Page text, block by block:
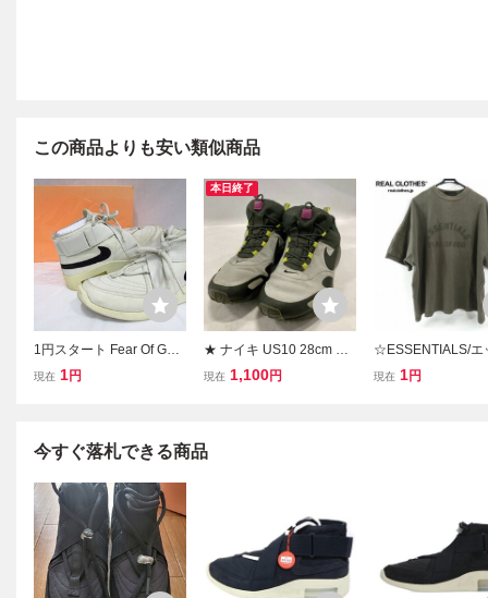
この商品よりも安い類似商品
1円スタート Fear Of God
× Nike Air Raid Light Bon
◆4945
現在 1円
本日終了
★ ナイキ US10 28cm グ
レー 924469-004 エアペ
トグル 現状品
現在 1,100円
☆ESSENTIALS/エ
シャルズ FEAR OF
現在 1円
今すぐ落札できる商品